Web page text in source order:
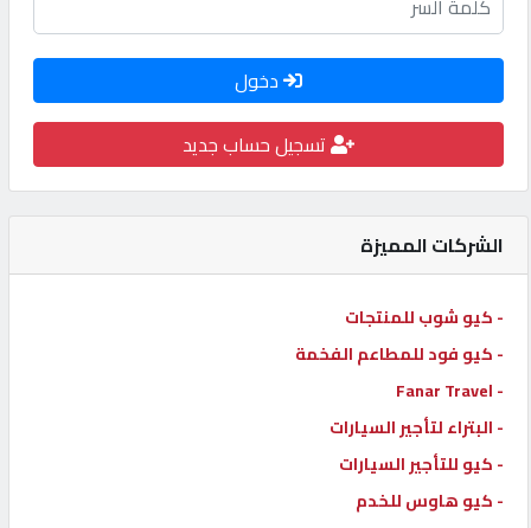
كيو
كارز
ماركت
الدليل
القطري
POWERED
QHOST
دخول
تسجيل حساب جديد
الشركات المميزة
- كيو شوب للمنتجات
- كيو فود للمطاعم الفخمة
- Fanar Travel
- البتراء لتأجير السيارات
- كيو للتأجير السيارات
- كيو هاوس للخدم